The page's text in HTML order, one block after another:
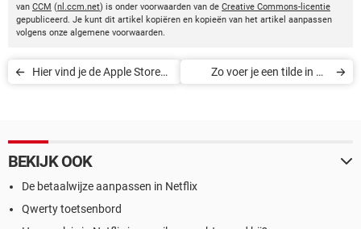
van CCM (nl.ccm.net) is onder voorwaarden van de Creative Commons-licentie
gepubliceerd. Je kunt dit artikel kopiëren en kopieën van het artikel aanpassen
volgens onze algemene voorwaarden.
Hier vind je de Apple Stores
Zo voer je een tilde in op
BEKIJK OOK
De betaalwijze aanpassen in Netflix
Qwerty toetsenbord